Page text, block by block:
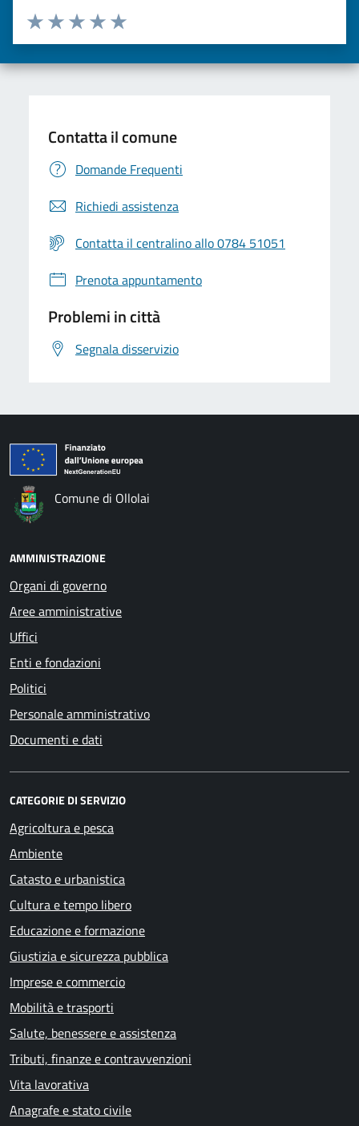
Valuta da 1 a 5 stelle la pagina
Valuta 5 stelle su 5
Valuta 4 stelle su 5
Valuta 3 stelle su 5
Valuta 2 stelle su 5
Valuta una stella su 5
Contatta il comune
Domande Frequenti
Richiedi assistenza
Contatta il centralino allo 0784 51051
Prenota appuntamento
Problemi in città
Segnala disservizio
Comune di Ollolai
AMMINISTRAZIONE
Organi di governo
Aree amministrative
Uffici
Enti e fondazioni
Politici
Personale amministrativo
Documenti e dati
CATEGORIE DI SERVIZIO
Agricoltura e pesca
Ambiente
Catasto e urbanistica
Cultura e tempo libero
Educazione e formazione
Giustizia e sicurezza pubblica
Imprese e commercio
Mobilità e trasporti
Salute, benessere e assistenza
Tributi, finanze e contravvenzioni
Vita lavorativa
Anagrafe e stato civile